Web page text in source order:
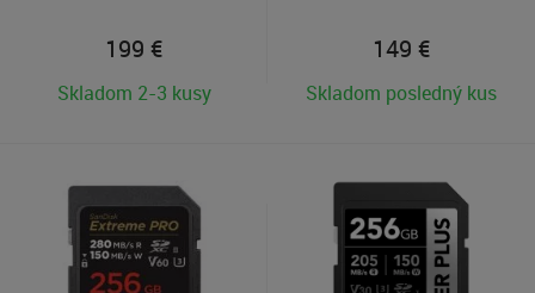
199 €
Skladom 2-3 kusy
149 €
Skladom posledný kus